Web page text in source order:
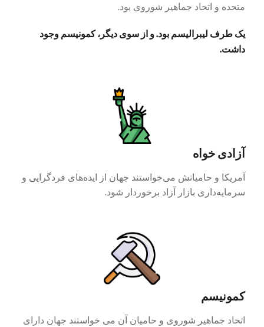
متحده و اتحاد جماهیر شوروی بود.
یک طرف لیبرالیسم بود. و از سوی دیگر، کمونیسم وجود
داشت.
آزادی خواه
آمریکا و حامیانش می‌خواستند جهان از ایده‌های فردگرایی و
سرمایه‌داری بازار آزاد برخوردار شود.
کمونیسم
اتحاد جماهیر شوروی و حامیان آن می خواستند جهان دارای